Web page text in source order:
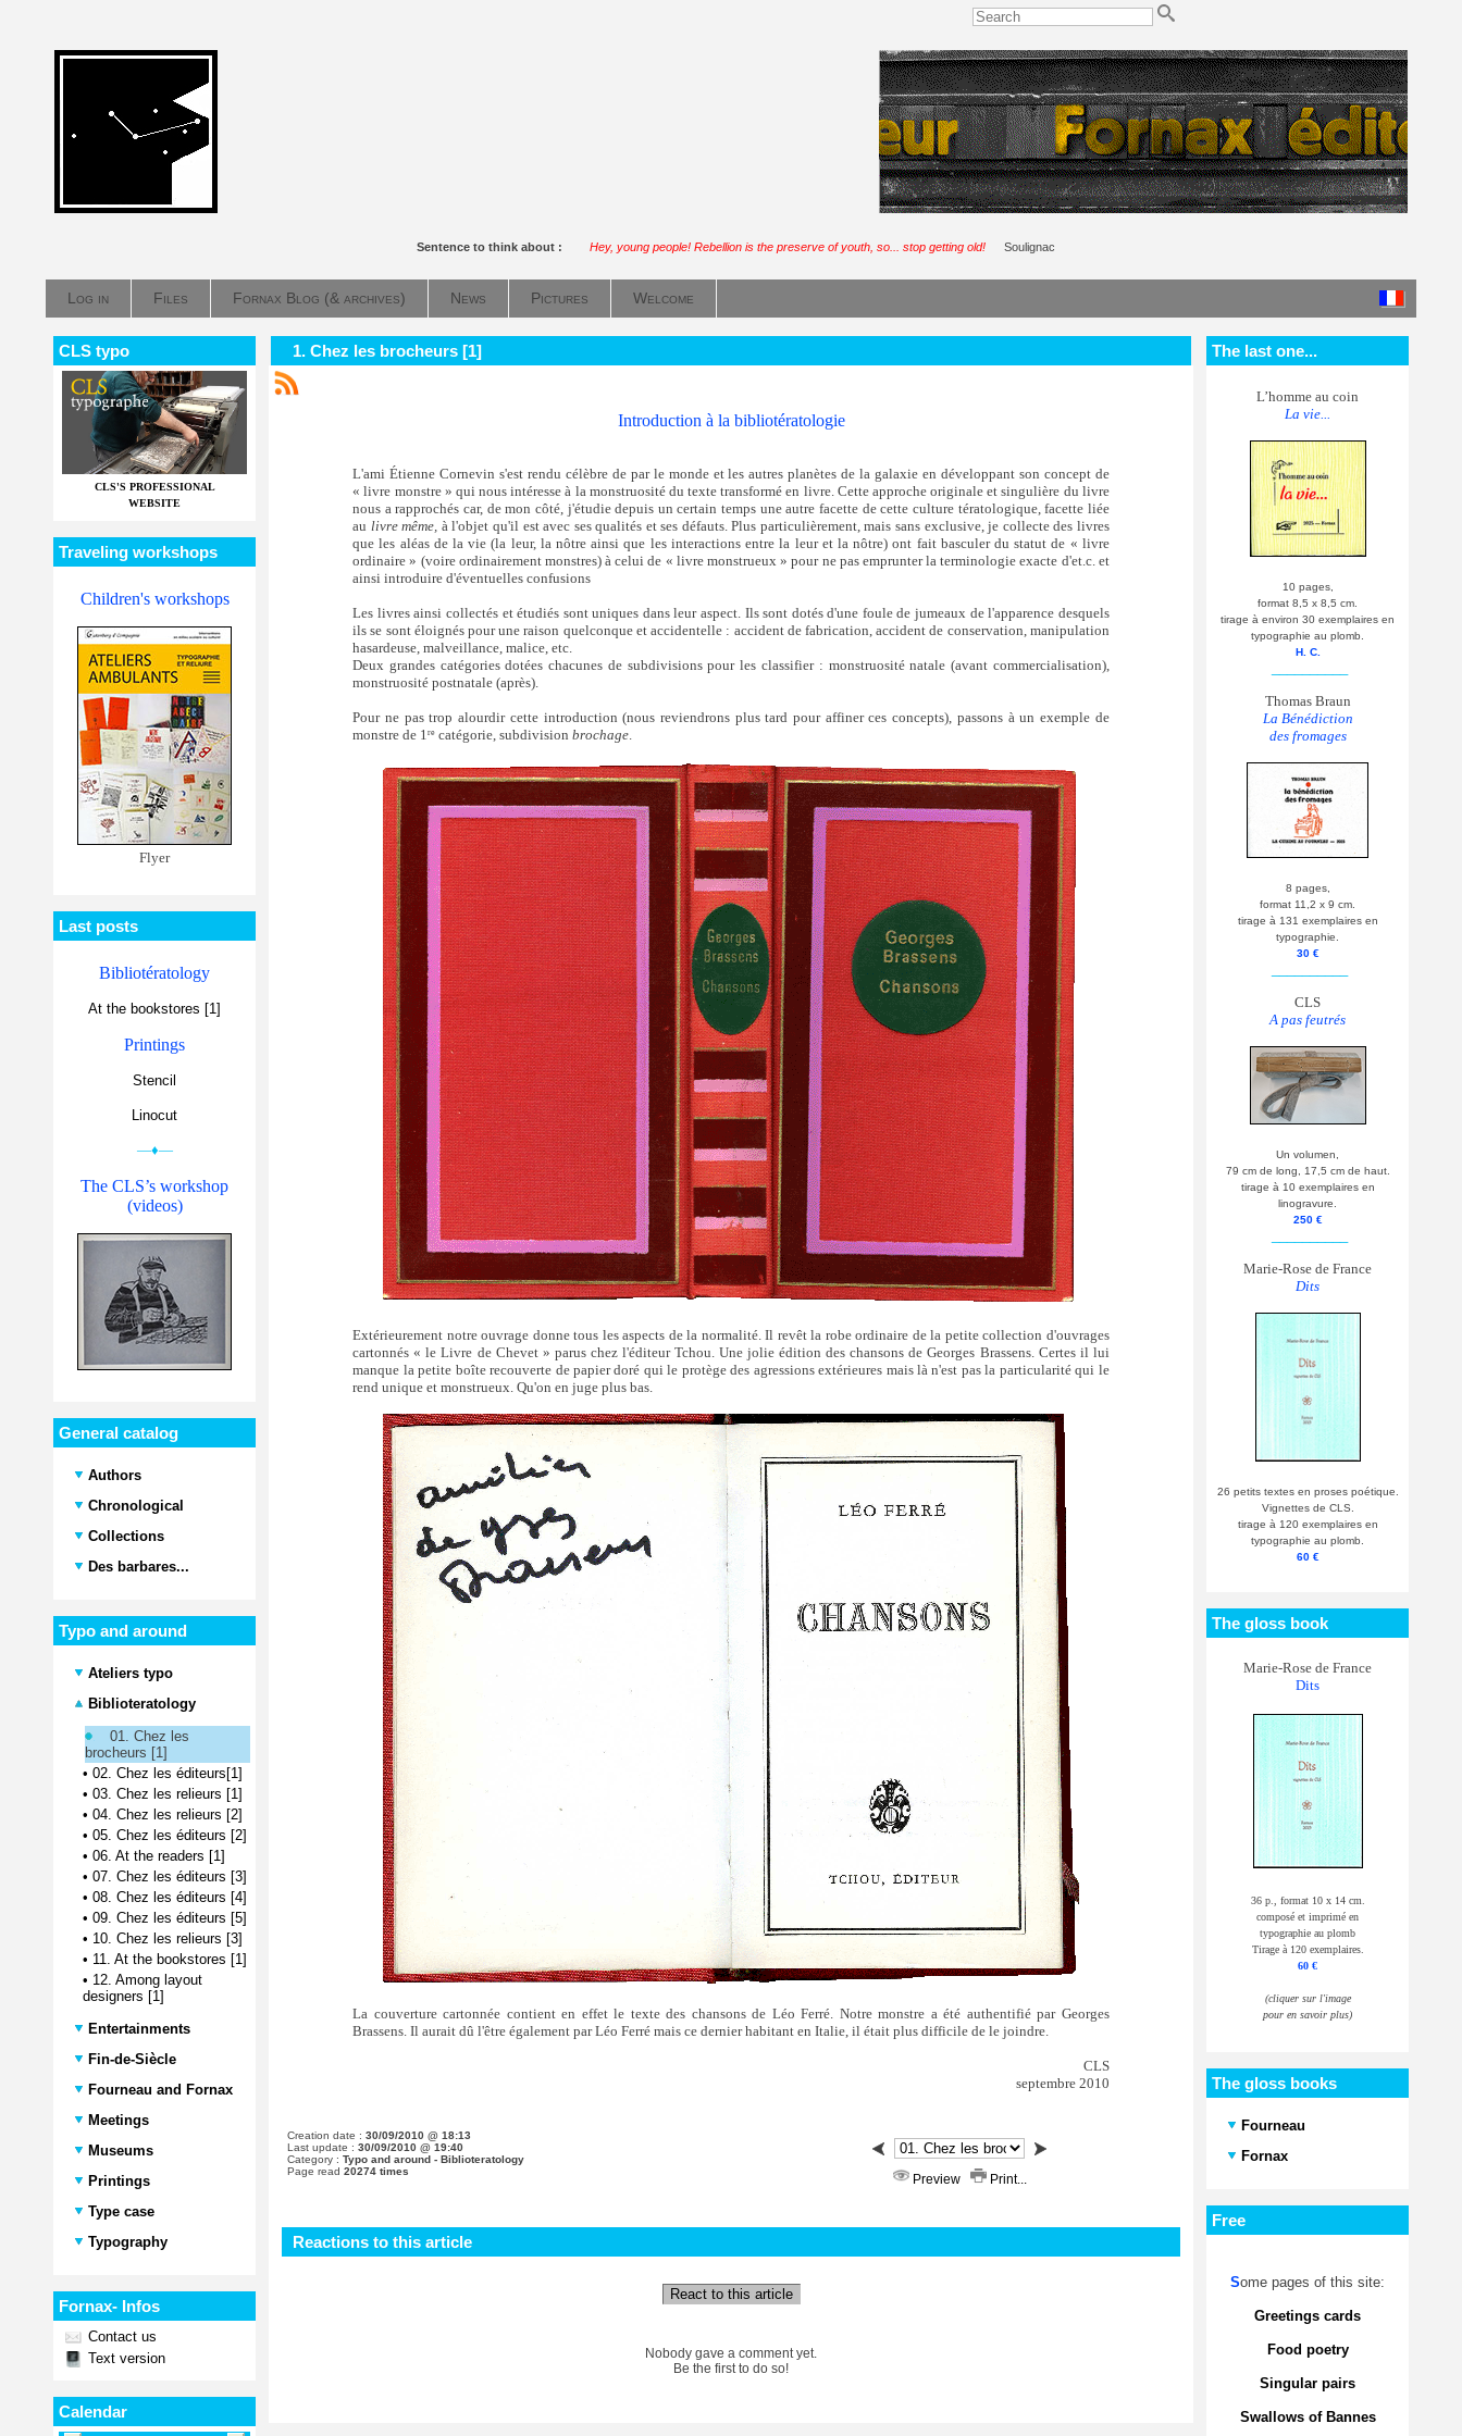
Sentence to think about : Hey, young people! Rebellion is the preserve of youth, so... stop getting old! Soulignac
Log in Files Fornax Blog (& archives) News Pictures Welcome
CLS typo
CLS'S PROFESSIONAL
WEBSITE
Traveling workshops
Children's workshops
Flyer
Last posts
Bibliotératology
At the bookstores [1]
Printings
Stencil
Linocut
—♦—
The CLS’s workshop
(videos)
General catalog
Authors
Chronological
Collections
Des barbares...
Typo and around
Ateliers typo
Biblioteratology
01. Chez les
brocheurs [1]
• 02. Chez les éditeurs[1]
• 03. Chez les relieurs [1]
• 04. Chez les relieurs [2]
• 05. Chez les éditeurs [2]
• 06. At the readers [1]
• 07. Chez les éditeurs [3]
• 08. Chez les éditeurs [4]
• 09. Chez les éditeurs [5]
• 10. Chez les relieurs [3]
• 11. At the bookstores [1]
• 12. Among layout
designers [1]
Entertainments
Fin-de-Siècle
Fourneau and Fornax
Meetings
Museums
Printings
Type case
Typography
Fornax- Infos
Contact us
Text version
Calendar
1. Chez les brocheurs [1]
Introduction à la bibliotératologie
L'ami Étienne Cornevin s'est rendu célèbre de par le monde et les autres planètes de la galaxie en développant son concept de
« livre monstre » qui nous intéresse à la monstruosité du texte transformé en livre. Cette approche originale et singulière du livre
nous a rapprochés car, de mon côté, j'étudie depuis un certain temps une autre facette de cette culture tératologique, facette liée
au livre même, à l'objet qu'il est avec ses qualités et ses défauts. Plus particulièrement, mais sans exclusive, je collecte des livres
que les aléas de la vie (la leur, la nôtre ainsi que les interactions entre la leur et la nôtre) ont fait basculer du statut de « livre
ordinaire » (voire ordinairement monstres) à celui de « livre monstrueux » pour ne pas emprunter la terminologie exacte d'et.c. et
ainsi introduire d'éventuelles confusions
Les livres ainsi collectés et étudiés sont uniques dans leur aspect. Ils sont dotés d'une foule de jumeaux de l'apparence desquels
ils se sont éloignés pour une raison quelconque et accidentelle : accident de fabrication, accident de conservation, manipulation
hasardeuse, malveillance, malice, etc.
Deux grandes catégories dotées chacunes de subdivisions pour les classifier : monstruosité natale (avant commercialisation),
monstruosité postnatale (après).
Pour ne pas trop alourdir cette introduction (nous reviendrons plus tard pour affiner ces concepts), passons à un exemple de
monstre de 1re catégorie, subdivisionbrochage
Extérieurement notre ouvrage donne tous les aspects de la normalité. Il revêt la robe ordinaire de la petite collection d'ouvrages
cartonnés « le Livre de Chevet » parus chez l'éditeur Tchou. Une jolie édition des chansons de Georges Brassens. Certes il lui
manque la petite boîte recouverte de papier doré qui le protège des agressions extérieures mais là n'est pas la particularité qui le
rend unique et monstrueux. Qu'on en juge plus bas.
La couverture cartonnée contient en effet le texte des chansons de Léo Ferré. Notre monstre a été authentifié par Georges
Brassens. Il aurait dû l'être également par Léo Ferré mais ce dernier habitant en Italie, il était plus difficile de le joindre.
CLS
septembre 2010
Creation date : 30/09/2010 @ 18:13
Last update : 30/09/2010 @ 19:40
Category : Typo and around - Biblioteratology
Page read 20274 times
Preview Print...
Reactions to this article
React to this article
Nobody gave a comment yet.
Be the first to do so!
The last one...
L’homme au coin
La vie...
10 pages,
format 8,5 x 8,5 cm.
tirage à environ 30 exemplaires en
typographie au plomb.
H. C.
Thomas Braun
La Bénédiction
des fromages
8 pages,
format 11,2 x 9 cm.
tirage à 131 exemplaires en
typographie.
30 €
CLS
A pas feutrés
Un volumen,
79 cm de long, 17,5 cm de haut.
tirage à 10 exemplaires en
linogravure.
250 €
Marie-Rose de France
Dits
26 petits textes en proses poétique.
Vignettes de CLS.
tirage à 120 exemplaires en
typographie au plomb.
60 €
The gloss book
Marie-Rose de France
Dits
36 p., format 10 x 14 cm.
composé et imprimé en
typographie au plomb
Tirage à 120 exemplaires.
60 €
(cliquer sur l'image
pour en savoir plus)
The gloss books
Fourneau
Fornax
Free
Some pages of this site:
Greetings cards
Food poetry
Singular pairs
Swallows of Bannes